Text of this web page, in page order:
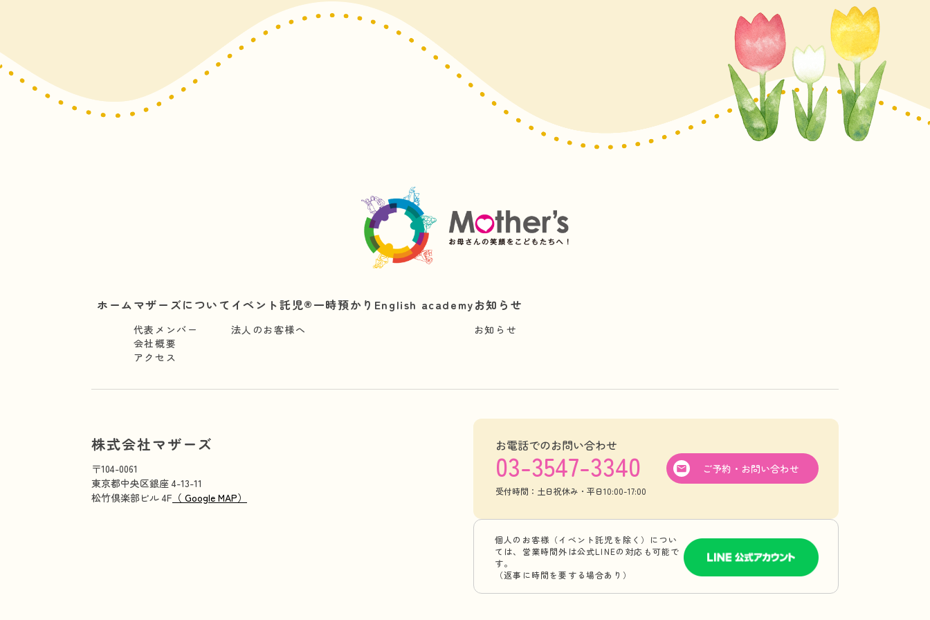
ホームマザーズについて
代表メンバー
会社概要
アクセス
イベント託児®︎
法人のお客様へ
一時預かり English academyお知らせ
お知らせ
株式会社マザーズ
〒104-0061
東京都中央区銀座 4-13-11
松竹倶楽部ビル 4F （ Google MAP）
お電話でのお問い合わせ
03-3547-3340
受付時間：土日祝休み・平日10:00-17:00
ご予約・お問い合わせ
個人のお客様（イベント託児を除く）につい
ては、営業時間外は公式LINEの対応も可能で
す。
（返事に時間を要する場合あり）